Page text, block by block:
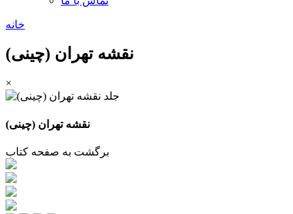
خانه
نقشه تهران (چینی)
×
نقشه تهران (چینی)
برگشت به صفحه کتاب